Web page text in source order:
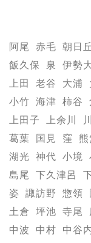
阿尾 赤毛 朝日丘
飯久保
泉 伊勢
上田
老谷 大浦
小竹
海津 柿谷
上田子
上余川
葛葉
国見 窪 熊
湖光
神代 小境
島尾
下久津呂
姿
諏訪野 惣領
土倉
坪池 寺尾
中波
中村 中谷